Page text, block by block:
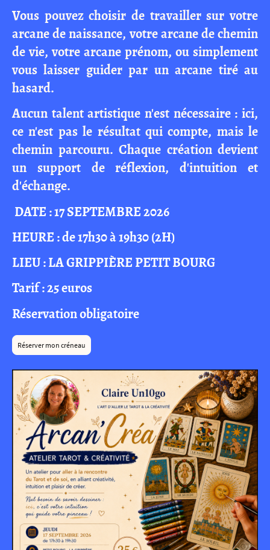
Vous pouvez choisir de travailler sur votre
arcane de naissance, votre arcane de chemin
de vie, votre arcane prénom, ou simplement
vous laisser guider par un arcane tiré au
hasard.
Aucun talent artistique n'est nécessaire : ici,
ce n'est pas le résultat qui compte, mais le
chemin parcouru. Chaque création devient
un support de réflexion, d'intuition et
d'échange.
DATE : 17 SEPTEMBRE 2026
HEURE : de 17h30 à 19h30 (2H)
LIEU : LA GRIPPIÈRE PETIT BOURG
Tarif : 25 euros
Réservation obligatoire
Réserver mon créneau